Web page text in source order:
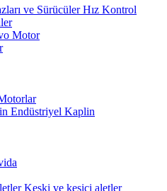
Hız Kontrol
Motor
Endüstriyel Kaplin
Keski ve kesici aletler